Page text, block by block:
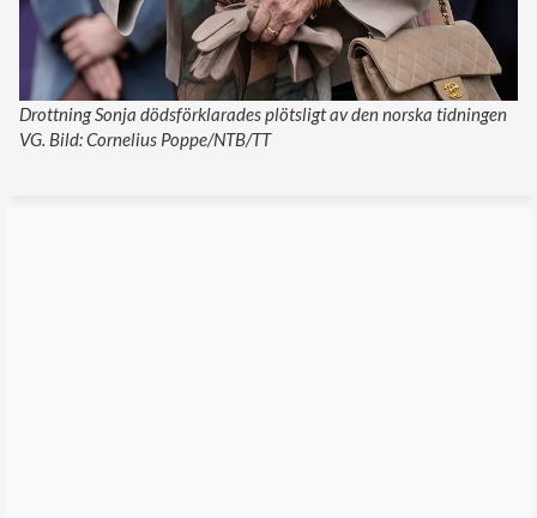
Drottning Sonja dödsförklarades plötsligt av den norska tidningen
VG. Bild: Cornelius Poppe/NTB/TT